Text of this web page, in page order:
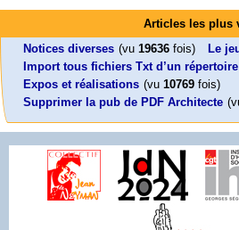
Leonard Peltier libre !
Leonard Peltier, un Amérindien condamné
un (…)
En Pays-de-la-Loire le
« La présidente Horizons de la région Pays
Mon CV... Cette perle indique une nouveauté,
Articles les plus
Notices diverses (vu 19636 fois) Le
Import tous fichiers Txt d’un répertoire
Expos et réalisations (vu 10769 fois)
Supprimer la pub de PDF Architecte